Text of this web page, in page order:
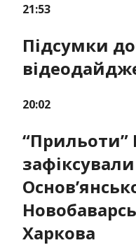
21:53
Підсумки
20:02
“Прильоти”
Харкова